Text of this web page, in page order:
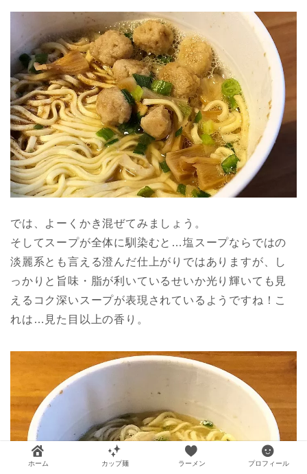
では、よーくかき混ぜてみましょう。
そしてスープが全体に馴染むと…塩スープならではの
淡麗系とも言える澄んだ仕上がりではありますが、し
っかりと旨味・脂が利いているせいか光り輝いても見
えるコク深いスープが表現されているようですね！こ
れは…見た目以上の香り。
ホーム カップ麺 ラーメン プロフィール